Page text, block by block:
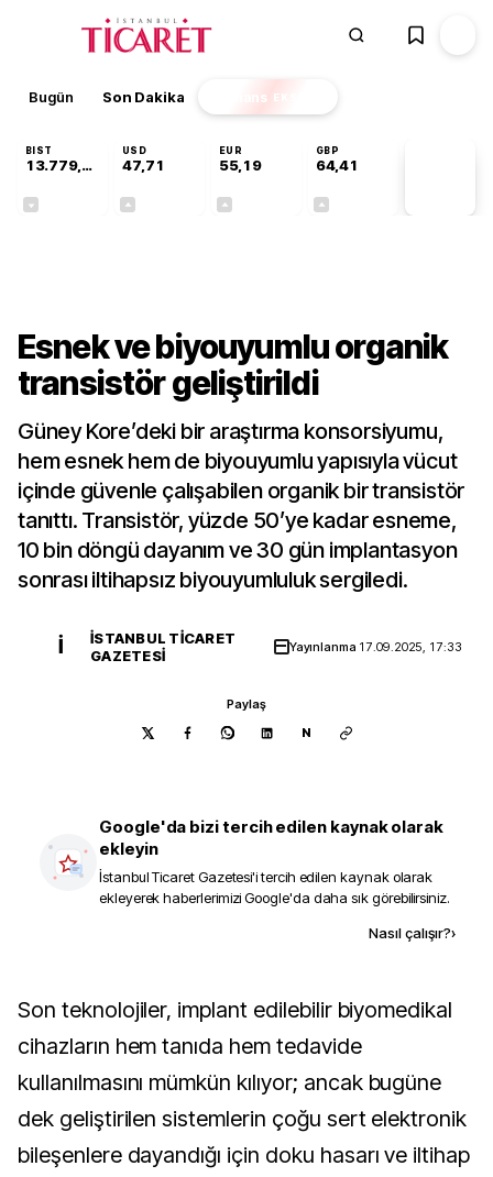
Bugün Son Dakika Finans EKSTRA
BIST
13.779,39
USD
47,71
EUR
55,19
GBP
64,41
Esnek ve biyouyumlu organik
transistör geliştirildi
Güney Kore’deki bir araştırma konsorsiyumu,
hem esnek hem de biyouyumlu yapısıyla vücut
içinde güvenle çalışabilen organik bir transistör
tanıttı. Transistör, yüzde 50’ye kadar esneme,
10 bin döngü dayanım ve 30 gün implantasyon
sonrası iltihapsız biyouyumluluk sergiledi.
İ
İSTANBUL TICARET
GAZETESI
Yayınlanma 17.09.2025, 17:33
Paylaş
N
Google'da bizi tercih edilen kaynak olarak
ekleyin
İstanbul Ticaret Gazetesi'i tercih edilen kaynak olarak
ekleyerek haberlerimizi Google'da daha sık görebilirsiniz.
Nasıl çalışır?›
Son teknolojiler, implant edilebilir biyomedikal
cihazların hem tanıda hem tedavide
kullanılmasını mümkün kılıyor; ancak bugüne
dek geliştirilen sistemlerin çoğu sert elektronik
bileşenlere dayandığı için doku hasarı ve iltihap